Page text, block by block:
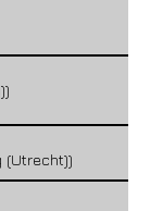
(Utrecht))